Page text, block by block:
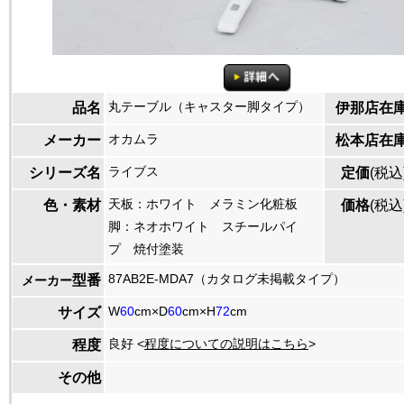
品名 丸テーブル（キャスター脚タイプ） 伊那店在
メーカー オカムラ 松本店在
シリーズ名 ライブス 定価(税
色・素材 天板：ホワイト メラミン化粧板
脚：ネオホワイト スチールパイ
プ 焼付塗装
価格(税
メーカー型番 87AB2E-MDA7（カタログ未掲載タイプ）
サイズ W60cm×D60cm×H72cm
程度 良好 <程度についての説明はこちら>
その他